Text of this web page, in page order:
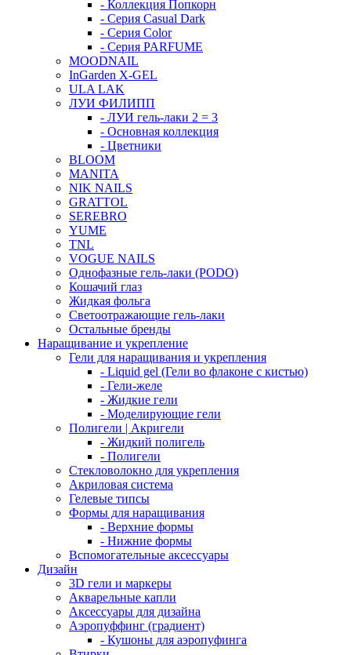
- Коллекция Попкорн
- Серия Casual Dark
- Серия Color
- Серия PARFUME
MOODNAIL
InGarden X-GEL
ULA LAK
ЛУИ ФИЛИПП
- ЛУИ гель-лаки 2 = 3
- Основная коллекция
- Цветники
BLOOM
MANITA
NIK NAILS
GRATTOL
SEREBRO
YUME
TNL
VOGUE NAILS
Однофазные гель-лаки (PODO)
Кошачий глаз
Жидкая фольга
Светоотражающие гель-лаки
Остальные бренды
Наращивание и укрепление
Гели для наращивания и укрепления
- Liquid gel (Гели во флаконе с кистью)
- Гели-желе
- Жидкие гели
- Моделирующие гели
Полигели | Акригели
- Жидкий полигель
- Полигели
Стекловолокно для укрепления
Акриловая система
Гелевые типсы
Формы для наращивания
- Верхние формы
- Нижние формы
Вспомогательные аксессуары
Дизайн
3D гели и маркеры
Акварельные капли
Аксессуары для дизайна
Аэропуффинг (градиент)
- Кушоны для аэропуфинга